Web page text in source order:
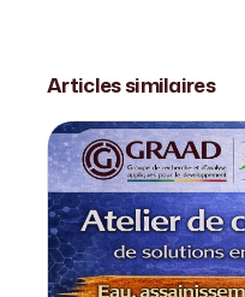
Articles similaires